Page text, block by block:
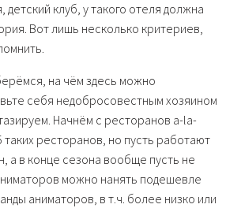
клуб, у такого отеля должна
Вот лишь несколько критериев,
на чём здесь можно
себя недобросовестным хозяином
Начнём с ресторанов a-la-
ресторанов, но пусть работают
а в конце сезона вообще пусть не
можно нанять подешевле
аниматоров, в т.ч. более низко или